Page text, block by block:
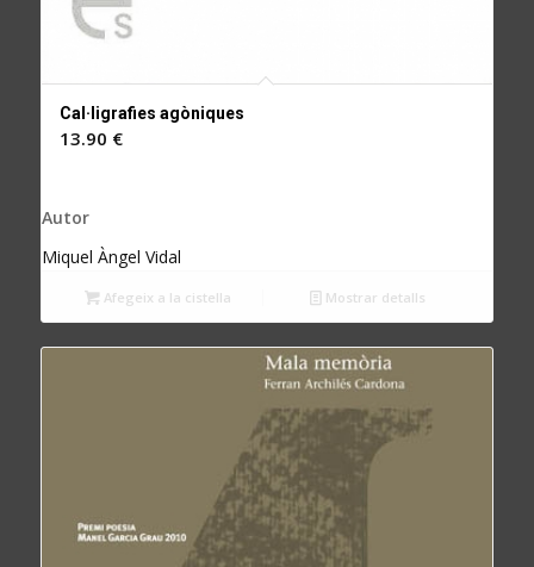
Cal·ligrafies agòniques
13.90 €
Autor
Miquel Àngel Vidal
Afegeix a la cistella Mostrar detalls